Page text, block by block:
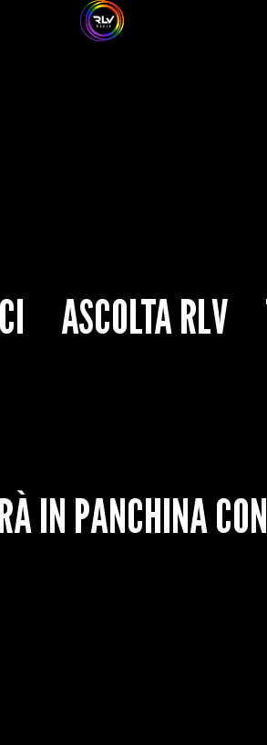
ASCOLTA RLV
IN PANCHINA